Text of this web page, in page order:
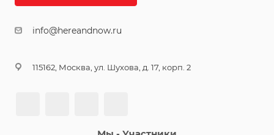
info@hereandnow.ru
115162, Москва, ул. Шухова, д. 17, корп. 2